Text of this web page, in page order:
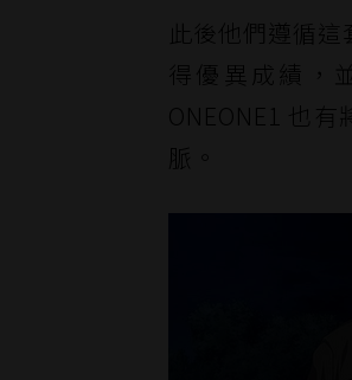
此後他們遵循
得優異成績，
ONEONE1 也
脈。